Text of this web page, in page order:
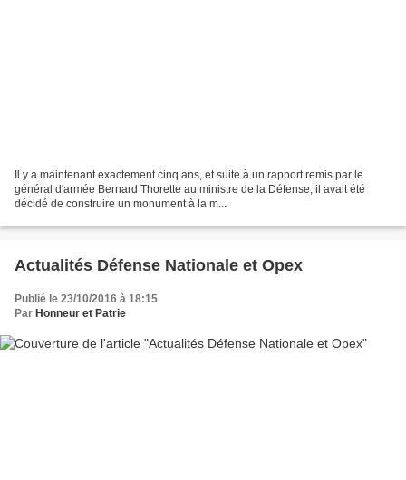
Il y a maintenant exactement cinq ans, et suite à un rapport remis par le
général d'armée Bernard Thorette au ministre de la Défense, il avait été
décidé de construire un monument à la m...
Actualités Défense Nationale et Opex
Publié le 23/10/2016 à 18:15
Par Honneur et Patrie